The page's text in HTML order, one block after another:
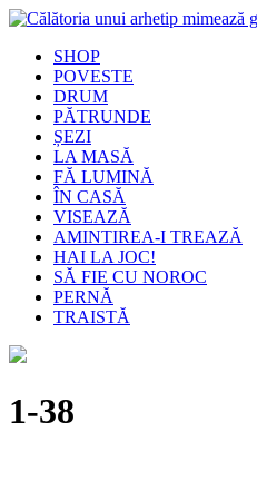
SHOP
POVESTE
DRUM
PĂTRUNDE
ȘEZI
LA MASĂ
FĂ LUMINĂ
ÎN CASĂ
VISEAZĂ
AMINTIREA-I TREAZĂ
HAI LA JOC!
SĂ FIE CU NOROC
PERNĂ
TRAISTĂ
1-38